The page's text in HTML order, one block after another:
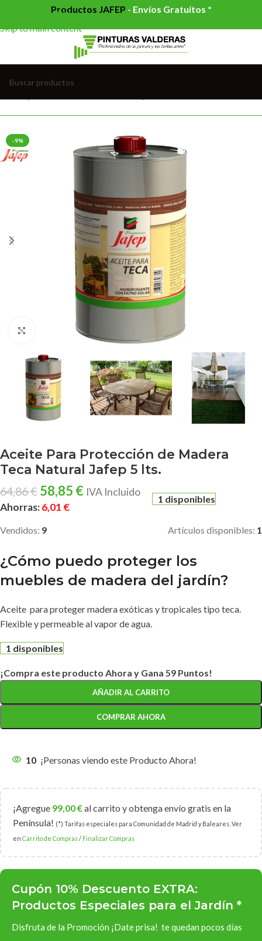
Skip to navigation
Skip to main content
Productos JAFEP - Envíos Gratuitos *
-9%
Clic para ampliar
Aceite Para Protección de Madera
Teca Natural Jafep 5 lts.
64,86€ 58,85 € IVA Incluido
Ahorras:6,01 €
1 disponibles
Vendidos: 9 Artículos disponibles: 1
¿Cómo puedo proteger los
muebles de madera del jardín?
Aceite para proteger madera exóticas y tropicales tipo teca.
Flexible y permeable al vapor de agua.
1 disponibles
¡Compra este producto Ahora y Gana 59 Puntos!
AÑADIR AL CARRITO
COMPRAR AHORA
10 ¡Personas viendo este Producto Ahora!
¡Agregue 99,00€al carrito y obtenga envío gratis en la
Península! (*) Tarifas especiales para Comunidad de Madrid y Baleares. Ver
en Carrito de Compras/ Finalizar Compras
Cupón 10% Descuento EXTRA:
Productos Especiales para el Jardín *
Disfruta de la Promoción ¡Date prisa! te quedan pocos días